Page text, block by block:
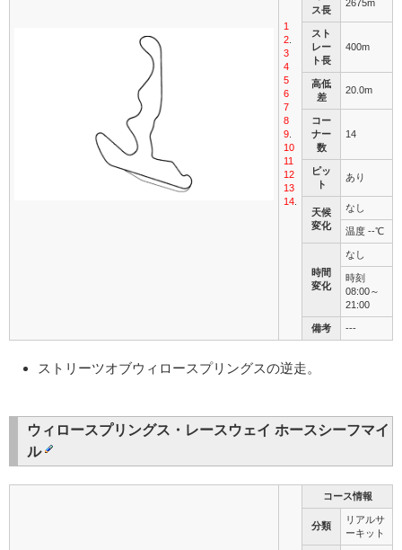
1
2
3
4
5
6
7
8
9
10
11
12
13
14
ス長
2675m
スト
レー
ト長
400m
高低
差
20.0m
コー
ナー
数
14
ピッ
ト
あり
天候
変化
なし
温度 --℃
時間
変化
なし
時刻
08:00～
21:00
備考 ---
ストリーツオブウィロースプリングスの逆走。
ウィロースプリングス・レースウェイ ホースシーフマイ
ル
コース情報
分類
リアルサ
ーキット